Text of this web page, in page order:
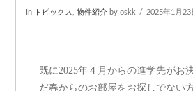
In トピックス ,物件紹介 by oskk 2025年1月23
既に2025年４月からの進学先がお
だ春からのお部屋をお探しでない